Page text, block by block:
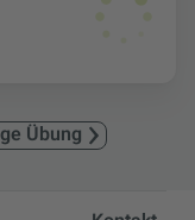
Übung